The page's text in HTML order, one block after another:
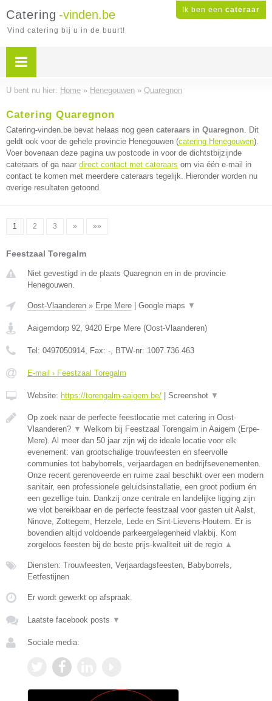
Ik ben een cateraar
Catering -vinden.be
Vind catering bij u in de buurt!
U bent nu hier: Home » Henegouwen » Quaregnon
Catering Quaregnon
Catering-vinden.be bevat helaas nog geen cateraars in Quaregnon. Dit
geldt ook voor de gehele provincie Henegouwen (catering Henegouwen).
Voer bovenaan deze pagina uw postcode in voor de dichtstbijzijnde
cateraars of ga naar direct contact met cateraars om via één e-mail in
contact te komen met meerdere cateraars tegelijk. Hieronder worden nu
overige resultaten getoond.
1 2 3 » »»
Feestzaal Toregalm
Niet gevestigd in de plaats Quaregnon en in de provincie
Henegouwen.
Oost-Vlaanderen » Erpe Mere Google maps ▼
Aaigemdorp 92, 9420 Erpe Mere (Oost-Vlaanderen)
Tel: 0497050914, Fax: -, BTW-nr: 1007.736.463
E-mail › Feestzaal Toregalm
Website: https://torengalm-aaigem.be/ Screenshot ▼
Op zoek naar de perfecte feestlocatie met catering in Oost-
Vlaanderen? ▼ Welkom bij Feestzaal Torengalm in Aaigem (Erpe-
Mere). Al meer dan 50 jaar zijn wij de ideale locatie voor elk
evenement: van grootschalige trouwfeesten en sfeervolle
communies tot babyborrels, verjaardagen en bedrijfsevenementen.
Onze recent gerenoveerde en ruime zaal beschikt over een modern
sanitair, een professionele geluidsinstallatie, een groot podium én
een gezellige tuin. Dankzij onze centrale en landelijke ligging zijn
we vlot bereikbaar en de perfecte feestzaal voor gasten uit Aalst,
Ninove, Zottegem, Herzele, Lede en Sint-Lievens-Houtem. Er is
bovendien altijd voldoende parkeergelegenheid vlakbij. Kom
zorgeloos feesten bij de beste prijs-kwaliteit uit de regio ▲
Diensten: Trouwfeesten, Verjaardagsfeesten, Babyborrels,
Eetfestijnen
Er wordt gewerkt op afspraak.
Laatste facebook posts ▼
Sociale media: